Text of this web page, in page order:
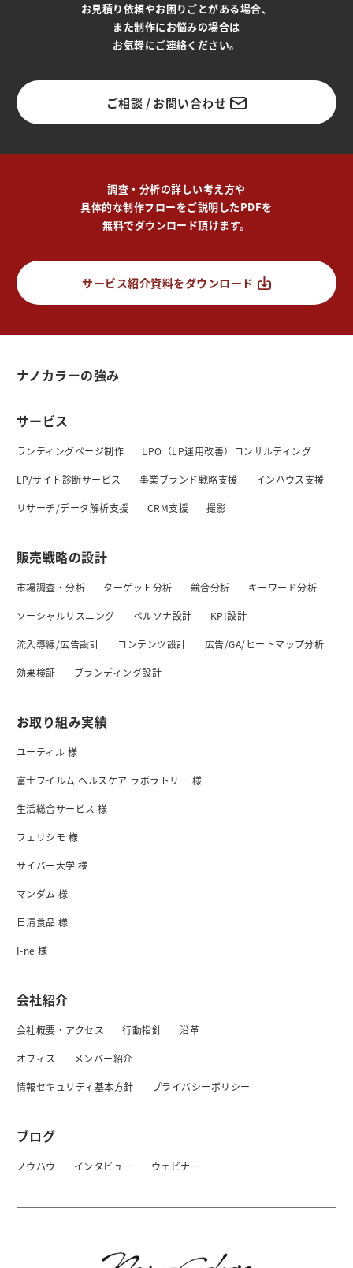
お見積り依頼やお困りごとがある場合、
また制作にお悩みの場合は
お気軽にご連絡ください。
ご相談 / お問い合わせ
調査・分析の詳しい考え方や
具体的な制作フローをご説明したPDFを
無料でダウンロード頂けます。
サービス紹介資料をダウンロード
ナノカラーの強み
サービス
ランディングページ制作 LPO（LP運用改善）コンサルティング
LP/サイト診断サービス 事業ブランド戦略支援 インハウス支援
リサーチ/データ解析支援 CRM支援 撮影
販売戦略の設計
市場調査・分析 ターゲット分析 競合分析 キーワード分析
ソーシャルリスニング ペルソナ設計 KPI設計
流入導線/広告設計 コンテンツ設計 広告/GA/ヒートマップ分析
効果検証 ブランディング設計
お取り組み実績
ユーティル 様
富士フイルム ヘルスケア ラボラトリー 様
生活総合サービス 様
フェリシモ 様
サイバー大学 様
マンダム 様
日清食品 様
I-ne 様
会社紹介
会社概要・アクセス 行動指針 沿革
オフィス メンバー紹介
情報セキュリティ基本方針 プライバシーボリシー
ブログ
ノウハウ インタビュー ウェビナー